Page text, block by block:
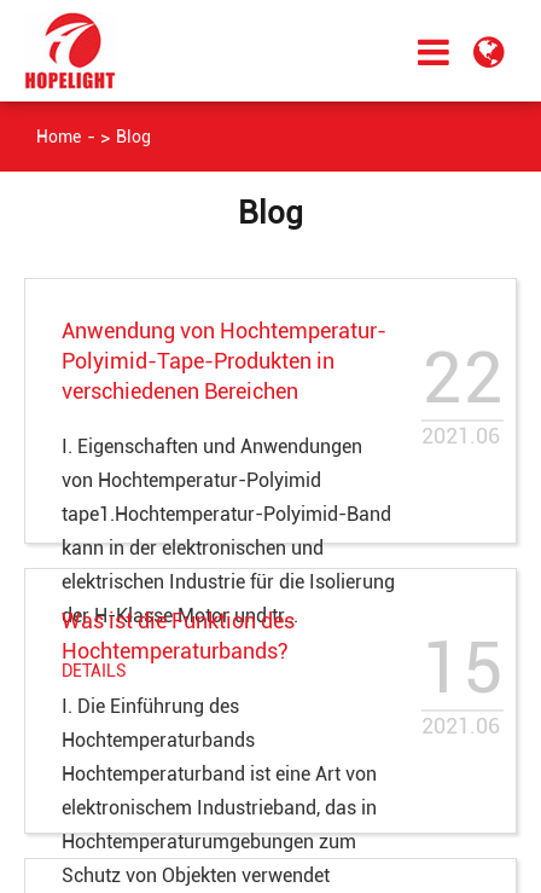
Home Blog
Blog
Anwendung von Hochtemperatur-
Polyimid-Tape-Produkten in
verschiedenen Bereichen
22
2021.06
Ⅰ. Eigenschaften und Anwendungen
von Hochtemperatur-Polyimid
tape1.Hochtemperatur-Polyimid-Band
kann in der elektronischen und
elektrischen Industrie für die Isolierung
der H-Klasse Motor und tr...
DETAILS
Was ist die Funktion des
Hochtemperaturbands?
15
2021.06
Ⅰ. Die Einführung des
Hochtemperaturbands
Hochtemperaturband ist eine Art von
elektronischem Industrieband, das in
Hochtemperaturumgebungen zum
Schutz von Objekten verwendet